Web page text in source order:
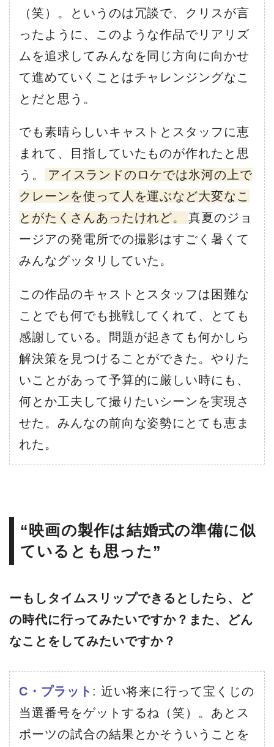
（笑）。というのは冗談で、クリスが言
ったように、このような作品でリアリズ
ムを追求してみんなを同じ方向に向かせ
て進めていくことはチャレンジングなこ
とだと思う。
でも素晴らしいキャストとスタッフに恵
まれて、目指していたものが作れたと思
う。
アイスランドのロケでは氷河の上で
クレーンを使って人を運ぶなど大変なこ
とがたくさんあったけれど。
真夏のジョ
ージアの発電所での撮影はすごく暑くて
みんなグッタリしていた。
この作品のキャストとスタッフは困難な
ことでも何でも挑戦してくれて、とても
感謝している。問題が起きても何かしら
解決策を見つけることができた。やりた
いことがあって予算的に厳しい時にも、
何とか工夫して撮りたいシーンを実現さ
せた。みんなの前向な姿勢にとても恵ま
れた。
“映画の製作は結婚式の準備に似
ているとも思った”
ーもしタイムスリップできるとしたら、ど
の時代に行ってみたいですか？また、どん
なことをしてみたいですか？
C・プラット : 近い将来に行って宝くじの
当選番号をゲットするね（笑）。あとス
ポーツの試合の結果とかそういうことを